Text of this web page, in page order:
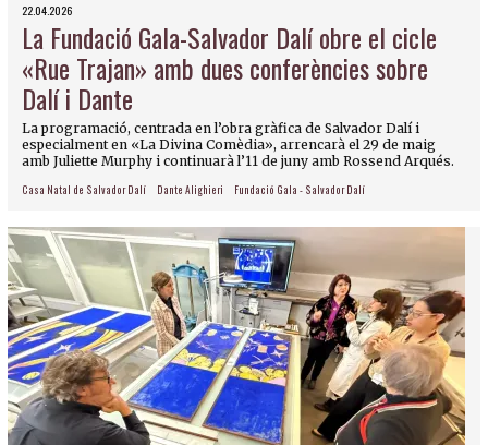
22.04.2026
La Fundació Gala-Salvador Dalí obre el cicle
«Rue Trajan» amb dues conferències sobre
Dalí i Dante
La programació, centrada en l’obra gràfica de Salvador Dalí i
especialment en «La Divina Comèdia», arrencarà el 29 de maig
amb Juliette Murphy i continuarà l’11 de juny amb Rossend Arqués.
Casa Natal de Salvador Dalí Dante Alighieri Fundació Gala - Salvador Dalí